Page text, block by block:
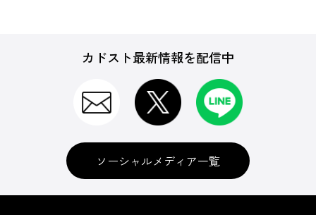
カドスト最新情報を配信中
ソーシャルメディア一覧